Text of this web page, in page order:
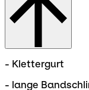
- Klettergurt
- lange